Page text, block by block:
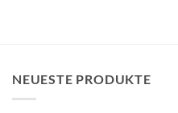
NEUESTE PRODUKTE